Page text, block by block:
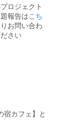
年4月15
日） ＊
百と十
から徒
歩約10
度でも
お入り
■お持ち
帰りい
ただけ
る地元
産の椿
TBK
oil（椿
ロジェクト
報告はこち
お問い合わ
さい
宿カフェ】と